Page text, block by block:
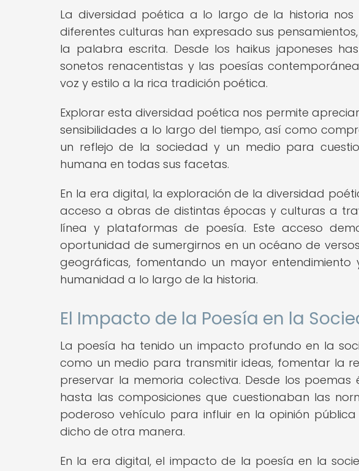
La diversidad poética a lo largo de la historia
diferentes culturas han expresado sus
la palabra escrita. Desde los haikus japoneses
sonetos renacentistas y las poesías
voz y estilo a la rica tradición poética.
Explorar esta diversidad poética nos permite
sensibilidades a lo largo del tiempo, así como
un reflejo de la sociedad y un medio para
humana en todas sus facetas.
En la era digital, la exploración de la diversidad
acceso a obras de distintas épocas y culturas a
línea y plataformas de poesía. Este acceso
oportunidad de sumergirnos en un océano de
geográficas, fomentando un mayor
humanidad a lo largo de la historia.
El Impacto de la Poesía en la
La poesía ha tenido un impacto profundo en la
como un medio para transmitir ideas, fomentar la
preservar la memoria colectiva. Desde los
hasta las composiciones que cuestionaban las
poderoso vehículo para influir en la opinión
dicho de otra manera.
En la era digital, el impacto de la poesía en la